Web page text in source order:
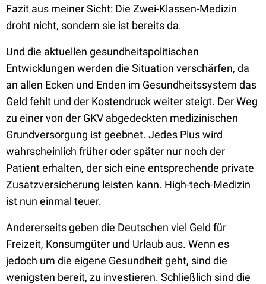
Fazit aus meiner Sicht: Die Zwei-Klassen-Medizin
droht nicht, sondern sie ist bereits da.
Und die aktuellen gesundheitspolitischen
Entwicklungen werden die Situation verschärfen, da
an allen Ecken und Enden im Gesundheitssystem das
Geld fehlt und der Kostendruck weiter steigt. Der Weg
zu einer von der GKV abgedeckten medizinischen
Grundversorgung ist geebnet. Jedes Plus wird
wahrscheinlich früher oder später nur noch der
Patient erhalten, der sich eine entsprechende private
Zusatzversicherung leisten kann. High-tech-Medizin
ist nun einmal teuer.
Andererseits geben die Deutschen viel Geld für
Freizeit, Konsumgüter und Urlaub aus. Wenn es
jedoch um die eigene Gesundheit geht, sind die
wenigsten bereit, zu investieren. Schließlich sind die